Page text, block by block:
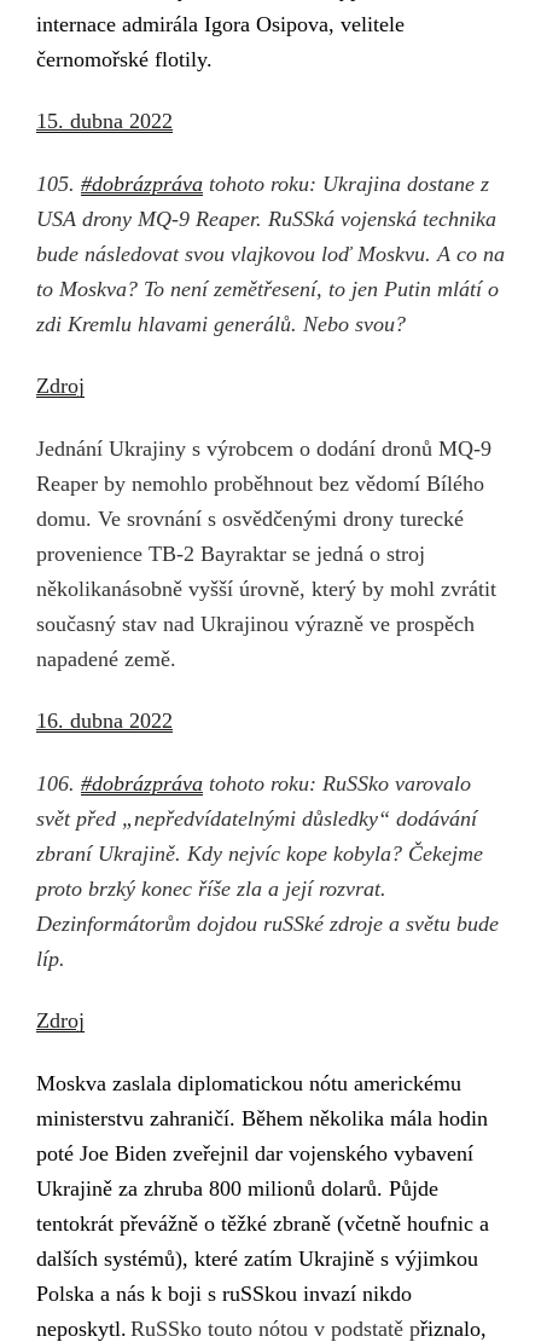
internace admirála Igora Osipova, velitele
černomořské flotily.
15. dubna 2022
105. #dobrázpráva tohoto roku: Ukrajina dostane z
USA drony MQ-9 Reaper. RuSSká vojenská technika
bude následovat svou vlajkovou loď Moskvu. A co na
to Moskva? To není zemětřesení, to jen Putin mlátí o
zdi Kremlu hlavami generálů. Nebo svou?
Zdroj
Jednání Ukrajiny s výrobcem o dodání dronů MQ-9
Reaper by nemohlo proběhnout bez vědomí Bílého
domu. Ve srovnání s osvědčenými drony turecké
provenience TB-2 Bayraktar se jedná o stroj
několikanásobně vyšší úrovně, který by mohl zvrátit
současný stav nad Ukrajinou výrazně ve prospěch
napadené země.
16. dubna 2022
106. #dobrázpráva tohoto roku: RuSSko varovalo
svět před „nepředvídatelnými důsledky“ dodávání
zbraní Ukrajině. Kdy nejvíc kope kobyla? Čekejme
proto brzký konec říše zla a její rozvrat.
Dezinformátorům dojdou ruSSké zdroje a světu bude
líp.
Zdroj
Moskva zaslala diplomatickou nótu americkému
ministerstvu zahraničí. Během několika mála hodin
poté Joe Biden zveřejnil dar vojenského vybavení
Ukrajině za zhruba 800 milionů dolarů. Půjde
tentokrát převážně o těžké zbraně (včetně houfnic a
dalších systémů), které zatím Ukrajině s výjimkou
Polska a nás k boji s ruSSkou invazí nikdo
neposkytl. RuSSko touto nótou v podstatě přiznalo,